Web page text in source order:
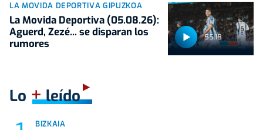
55:18
LA MOVIDA DEPORTIVA GIPUZKOA
La Movida Deportiva (05.08.26):
Aguerd, Zezé... se disparan los
rumores
Lo +leído
BIZKAIA